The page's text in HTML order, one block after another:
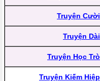
Truyện Cười
Truyện Dài
Truyện Học Trò
Truyện Kiếm Hiệp